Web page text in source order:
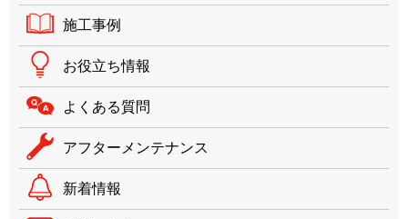
施工事例
お役立ち情報
よくある質問
アフターメンテナンス
新着情報